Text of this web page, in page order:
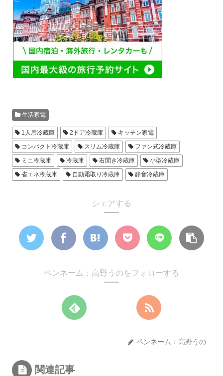
生活家電
1人用冷蔵庫 2ドア冷蔵庫
キッチン家電
コンパクト冷蔵庫
スリム冷蔵庫
ファン式冷蔵庫
ミニ冷蔵庫
冷蔵庫 右開き冷蔵庫
小型冷蔵庫
省エネ冷蔵庫
自動霜取り冷蔵庫 静音冷蔵庫
シェアする
ペンネーム：高野うのをフォローする
ペンネーム：高野うの
関連記事